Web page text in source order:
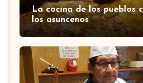
La cocina de los pueblos
los asuncenos